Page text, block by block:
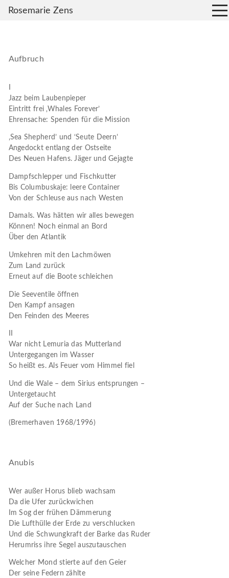
Aufbruch
Jazz beim Laubenpieper
Eintritt frei ‚Whales Forever’
Ehrensache: Spenden für die Mission
‚Sea Shepherd’ und ‘Seute Deern’
Angedockt entlang der Ostseite
Des Neuen Hafens. Jäger und Gejagte
Dampfschlepper und Fischkutter
Bis Columbuskaje: leere Container
Von der Schleuse aus nach Westen
Damals. Was hätten wir alles bewegen
Können! Noch einmal an Bord
Über den Atlantik
Umkehren mit den Lachmöwen
Zum Land zurück
Erneut auf die Boote schleichen
Die Seeventile öffnen
Den Kampf ansagen
Den Feinden des Meeres
War nicht Lemuria das Mutterland
Untergegangen im Wasser
So heißt es. Als Feuer vom Himmel fiel
Und die Wale – dem Sirius entsprungen –
Untergetaucht
Auf der Suche nach Land
(Bremerhaven 1968/1996)
Anubis
Wer außer Horus blieb wachsam
Da die Ufer zurückwichen
Im Sog der frühen Dämmerung
Die Lufthülle der Erde zu verschlucken
Und die Schwungkraft der Barke das Ruder
Herumriss ihre Segel auszutauschen
Welcher Mond stierte auf den Geier
Der seine Federn zählte
Rosemarie Zens